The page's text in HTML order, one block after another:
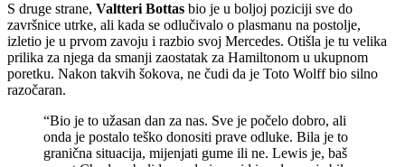
S druge strane, Valtteri Bottas bio je u boljoj poziciji sve do
završnice utrke, ali kada se odlučivalo o plasmanu na postolje,
izletio je u prvom zavoju i razbio svoj Mercedes. Otišla je tu velika
prilika za njega da smanji zaostatak za Hamiltonom u ukupnom
poretku. Nakon takvih šokova, ne čudi da je Toto Wolff bio silno
razočaran.
“Bio je to užasan dan za nas. Sve je počelo dobro, ali
onda je postalo teško donositi prave odluke. Bila je to
granična situacija, mijenjati gume ili ne. Lewis je, baš